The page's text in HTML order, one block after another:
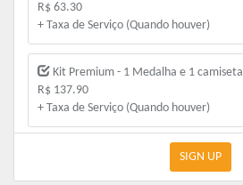
R$ 63.30
+ Taxa de Serviço (Quando houver)
Kit Premium - 1 Medalha e 1 camiseta
R$ 137.90
+ Taxa de Serviço (Quando houver)
SIGN UP